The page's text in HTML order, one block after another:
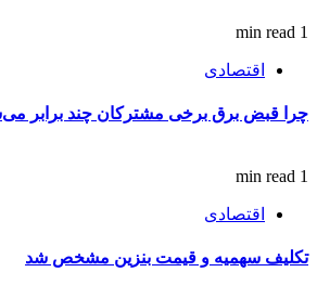
1 min read
اقتصادی
چرا قبض برق برخی مشترکان چند برابر
1 min read
اقتصادی
تکلیف سهمیه و قیمت بنزین مشخص شد